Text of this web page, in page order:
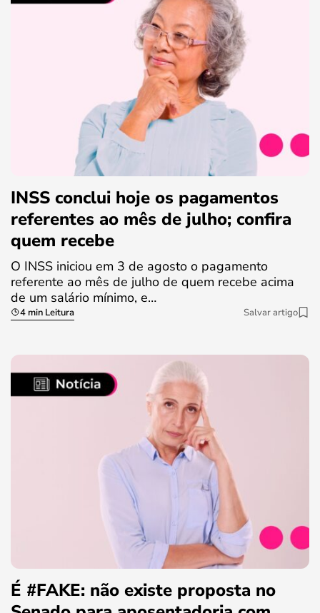
INSS conclui hoje os pagamentos
referentes ao mês de julho; confira
quem recebe
O INSS iniciou em 3 de agosto o pagamento
referente ao mês de julho de quem recebe acima
de um salário mínimo, e…
4 min Leitura Salvar artigo
É #FAKE: não existe proposta no